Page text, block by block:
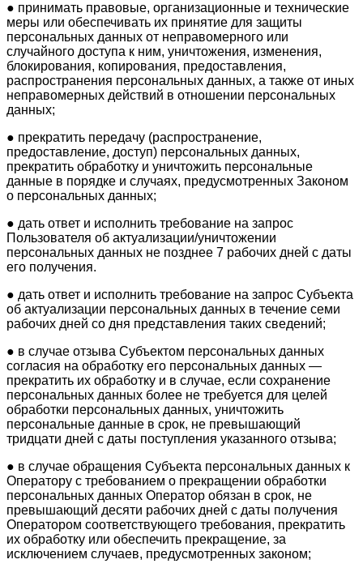
● принимать правовые, организационные и технические
меры или обеспечивать их принятие для защиты
персональных данных от неправомерного или
случайного доступа к ним, уничтожения, изменения,
блокирования, копирования, предоставления,
распространения персональных данных, а также от иных
неправомерных действий в отношении персональных
данных;
● прекратить передачу (распространение,
предоставление, доступ) персональных данных,
прекратить обработку и уничтожить персональные
данные в порядке и случаях, предусмотренных Законом
о персональных данных;
● дать ответ и исполнить требование на запрос
Пользователя об актуализации/уничтожении
персональных данных не позднее 7 рабочих дней с даты
его получения.
● дать ответ и исполнить требование на запрос Субъекта
об актуализации персональных данных в течение семи
рабочих дней со дня представления таких сведений;
● в случае отзыва Субъектом персональных данных
согласия на обработку его персональных данных —
прекратить их обработку и в случае, если сохранение
персональных данных более не требуется для целей
обработки персональных данных, уничтожить
персональные данные в срок, не превышающий
тридцати дней с даты поступления указанного отзыва;
● в случае обращения Субъекта персональных данных к
Оператору с требованием о прекращении обработки
персональных данных Оператор обязан в срок, не
превышающий десяти рабочих дней с даты получения
Оператором соответствующего требования, прекратить
их обработку или обеспечить прекращение, за
исключением случаев, предусмотренных законом;